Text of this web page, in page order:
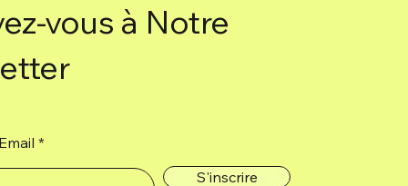
vous à Notre
S'inscrire